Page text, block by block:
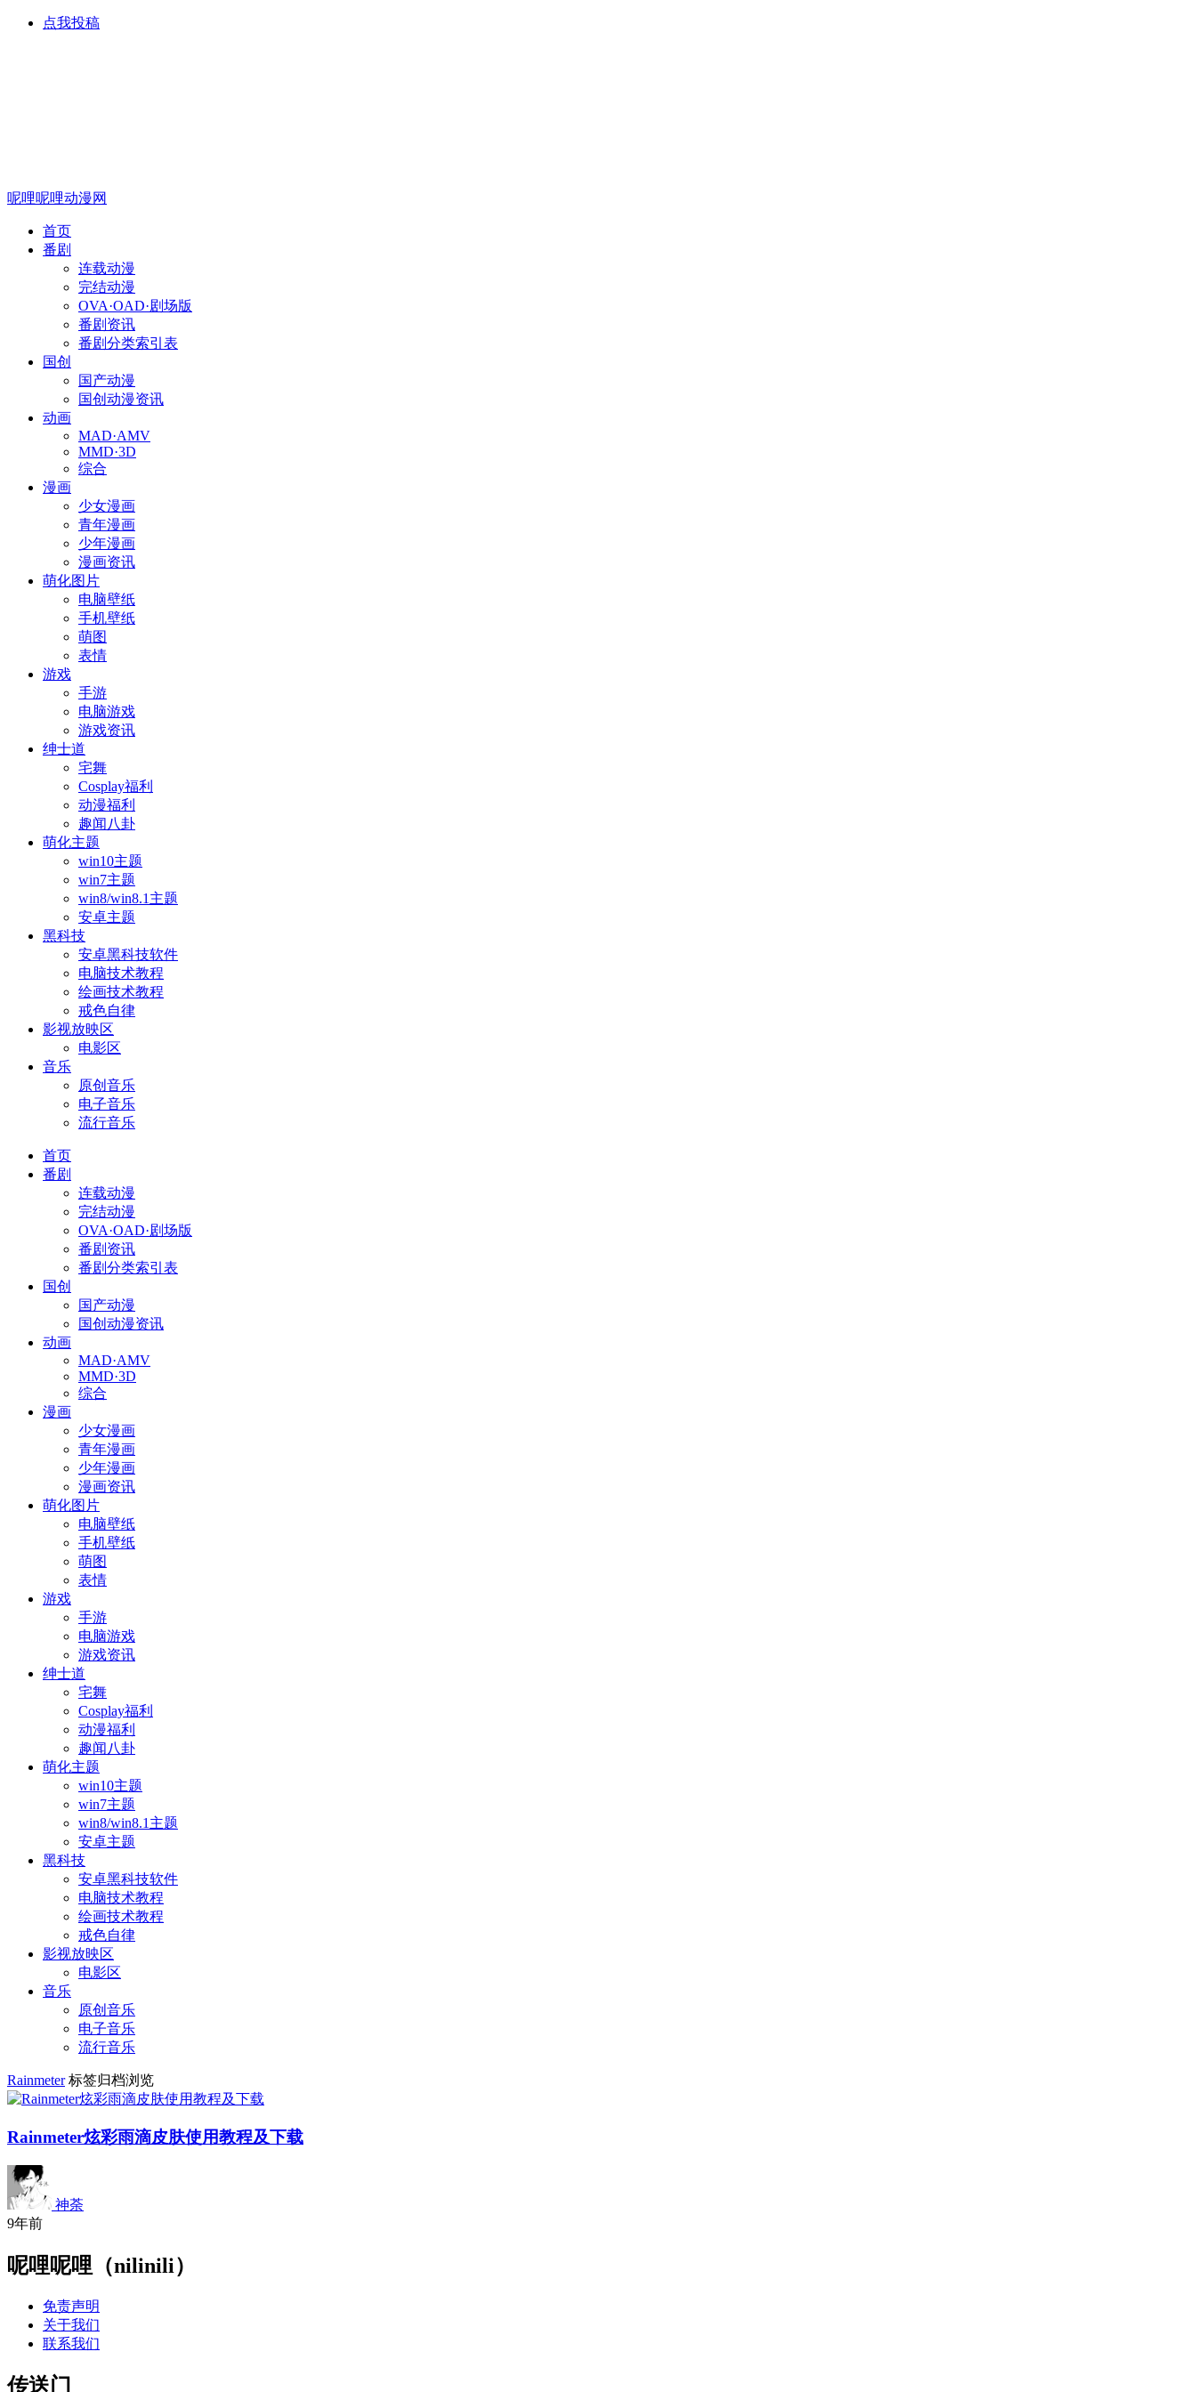
点我投稿
呢哩呢哩动漫网
首页
番剧
连载动漫
完结动漫
OVA·OAD·剧场版
番剧资讯
番剧分类索引表
国创
国产动漫
国创动漫资讯
动画
MAD·AMV
MMD·3D
综合
漫画
少女漫画
青年漫画
少年漫画
漫画资讯
萌化图片
电脑壁纸
手机壁纸
萌图
表情
游戏
手游
电脑游戏
游戏资讯
绅士道
宅舞
Cosplay福利
动漫福利
趣闻八卦
萌化主题
win10主题
win7主题
win8/win8.1主题
安卓主题
黑科技
安卓黑科技软件
电脑技术教程
绘画技术教程
戒色自律
影视放映区
电影区
音乐
原创音乐
电子音乐
流行音乐
首页
番剧
连载动漫
完结动漫
OVA·OAD·剧场版
番剧资讯
番剧分类索引表
国创
国产动漫
国创动漫资讯
动画
MAD·AMV
MMD·3D
综合
漫画
少女漫画
青年漫画
少年漫画
漫画资讯
萌化图片
电脑壁纸
手机壁纸
萌图
表情
游戏
手游
电脑游戏
游戏资讯
绅士道
宅舞
Cosplay福利
动漫福利
趣闻八卦
萌化主题
win10主题
win7主题
win8/win8.1主题
安卓主题
黑科技
安卓黑科技软件
电脑技术教程
绘画技术教程
戒色自律
影视放映区
电影区
音乐
原创音乐
电子音乐
流行音乐
Rainmeter 标签归档浏览
Rainmeter炫彩雨滴皮肤使用教程及下载
神荼
9年前
呢哩呢哩（nilinili）
免责声明
关于我们
联系我们
传送门